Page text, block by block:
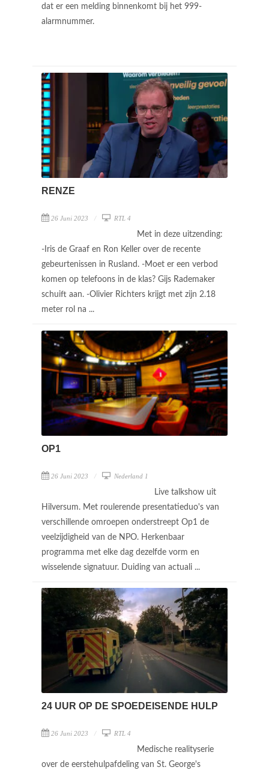
dat er een melding binnenkomt bij het 999-
alarmnummer.
RENZE
26 Juni 2023 RTL 4
Met in deze uitzending:
-Iris de Graaf en Ron Keller over de recente
gebeurtenissen in Rusland. -Moet er een verbod
komen op telefoons in de klas? Gijs Rademaker
schuift aan. -Olivier Richters krijgt met zijn 2.18
meter rol na ...
OP1
26 Juni 2023 Nederland 1
Live talkshow uit
Hilversum. Met roulerende presentatieduo's van
verschillende omroepen onderstreept Op1 de
veelzijdigheid van de NPO. Herkenbaar
programma met elke dag dezelfde vorm en
wisselende signatuur. Duiding van actuali ...
24 UUR OP DE SPOEDEISENDE HULP
26 Juni 2023 RTL 4
Medische realityserie
over de eerstehulpafdeling van St. George's